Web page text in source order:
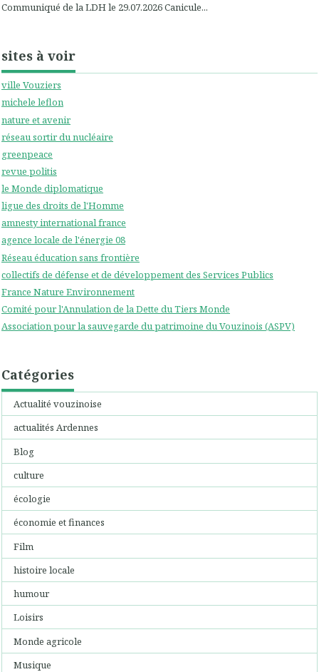
Communiqué de la LDH le 29.07.2026 Canicule...
sites à voir
ville Vouziers
michele leflon
nature et avenir
réseau sortir du nucléaire
greenpeace
revue politis
le Monde diplomatique
ligue des droits de l'Homme
amnesty international france
agence locale de l'énergie 08
Réseau éducation sans frontière
collectifs de défense et de développement des Services Publics
France Nature Environnement
Comité pour l'Annulation de la Dette du Tiers Monde
Association pour la sauvegarde du patrimoine du Vouzinois (ASPV)
Catégories
Actualité vouzinoise
actualités Ardennes
Blog
culture
écologie
économie et finances
Film
histoire locale
humour
Loisirs
Monde agricole
Musique